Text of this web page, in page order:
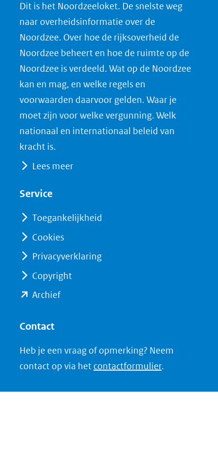
o
p
F
a
c
e
b
o
o
in
(verwijst
een
andere
website)
o
p
L
i
n
k
e
d
I
(verwijst
andere
o
p
X
(opent
in
nieuw
venster)
(verwijst
naar
o
a
d
P
D
F
Dit is het Noordzeeloket. De snelste weg
naar overheidsinformatie over de
Noordzee. Over hoe de rijksoverheid de
Noordzee beheert en hoe de ruimte op de
Noordzee is verdeeld. Wat op de Noordzee
kan en mag, en welke regels en
voorwaarden daarvoor gelden. Waar je
moet zijn voor welke vergunning. Welk
nationaal en internationaal beleid van
kracht is.
Lees meer
Service
Toegankelijkheid
Cookies
Privacyverklaring
Copyright
Archief(opent
(verwijst
naar
Contact
Heb je een vraag of opmerking? Neem
contact op via het contactformulier.